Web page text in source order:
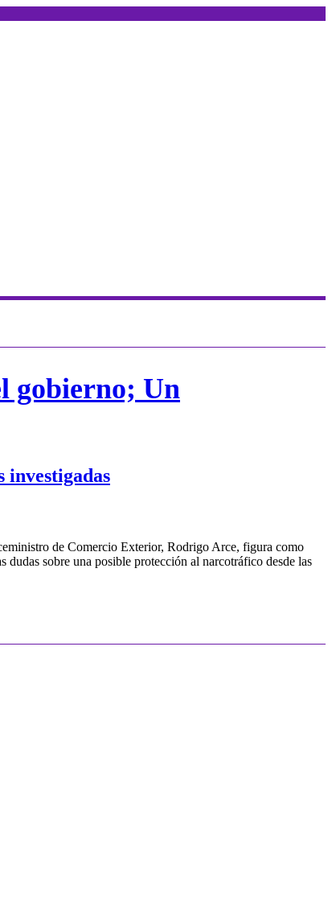
gobierno; Un
investigadas
de Comercio Exterior, Rodrigo Arce, figura como
dudas sobre una posible protección al narcotráfico desde las